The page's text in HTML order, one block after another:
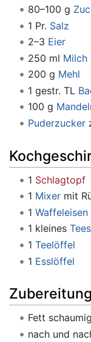
80–100 g
1 Pr. Salz
2–3 Eier
250 ml Milch
200 g Mehl
1 gestr. TL
100 g
Puderzucker
1 Schlagtopf
1 Mixermit
1 Waffeleisen
1 kleines
1 Teelöffel
1 Esslöffel
Zubereitung
Fett
nach und